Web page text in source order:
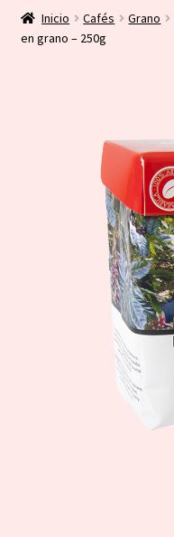
Mi cuenta
Inicio Cafés Grano
en grano – 250g